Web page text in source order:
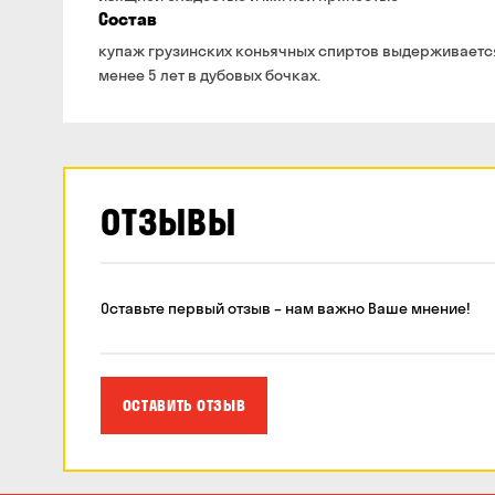
Состав
купаж грузинских коньячных спиртов
менее 5 лет в дубовых бочках.
ОТЗЫВЫ
Оставьте первый отзыв – нам важно Ваше мнение!
ОСТАВИТЬ ОТЗЫВ